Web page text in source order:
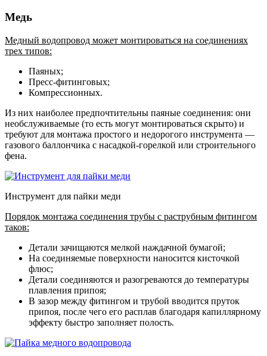
Медь
Медный водопровод может монтироваться на соединениях
трех типов:
Паяных;
Пресс-фитинговых;
Компрессионных.
Из них наиболее предпочтительны паяные соединения: они
необслуживаемые (то есть могут монтироваться скрыто) и
требуют для монтажа простого и недорогого инструмента —
газового баллончика с насадкой-горелкой или строительного
фена.
Инструмент для пайки меди
Порядок монтажа соединения трубы с раструбным фитингом
таков:
Детали зачищаются мелкой наждачной бумагой;
На соединяемые поверхности наносится кисточкой
флюс;
Детали соединяются и разогреваются до температуры
плавления припоя;
В зазор между фитингом и трубой вводится пруток
припоя, после чего его расплав благодаря капиллярному
эффекту быстро заполняет полость.